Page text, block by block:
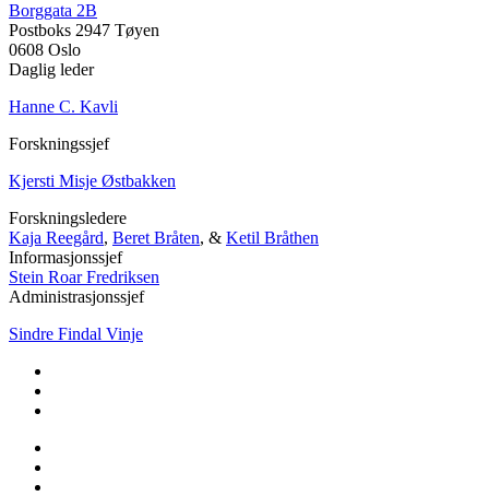
Borggata 2B
Postboks 2947 Tøyen
0608 Oslo
Daglig leder
Hanne C. Kavli
Forskningssjef
Kjersti Misje Østbakken
Forskningsledere
Kaja Reegård, Beret Bråten, & Ketil Bråthen
Informasjonssjef
Stein Roar Fredriksen
Administrasjonssjef
Sindre Findal Vinje